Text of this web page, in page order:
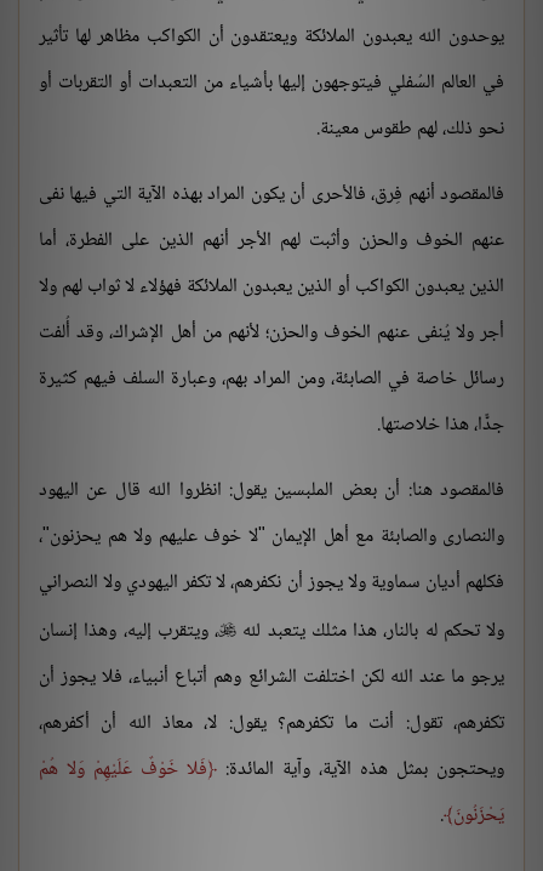
يوحدون الله يعبدون الملائكة ويعتقدون أن الكواكب مظاهر لها تأثير
في العالم السُفلي فيتوجهون إليها بأشياء من التعبدات أو التقربات أو
نحو ذلك، لهم طقوس معينة.
فالمقصود أنهم فِرق، فالأحرى أن يكون المراد بهذه الآية التي فيها نفى
عنهم الخوف والحزن وأثبت لهم الأجر أنهم الذين على الفطرة، أما
الذين يعبدون الكواكب أو الذين يعبدون الملائكة فهؤلاء لا ثواب لهم ولا
أجر ولا يُنفى عنهم الخوف والحزن؛ لأنهم من أهل الإشراك، وقد أُلفت
رسائل خاصة في الصابئة، ومن المراد بهم، وعبارة السلف فيهم كثيرة
جدًّا، هذا خلاصتها.
فالمقصود هنا: أن بعض الملبسين يقول: انظروا الله قال عن اليهود
والنصارى والصابئة مع أهل الإيمان "لا خوف عليهم ولا هم يحزنون"،
فكلهم أديان سماوية ولا يجوز أن نكفرهم، لا تكفر اليهودي ولا النصراني
ولا تحكم له بالنار، هذا مثلك يتعبد لله ، ويتقرب إليه، وهذا إنسان
يرجو ما عند الله لكن اختلفت الشرائع وهم أتباع أنبياء، فلا يجوز أن
تكفرهم، تقول: أنت ما تكفرهم؟ يقول: لا، معاذ الله أن أكفرهم،
ويحتجون بمثل هذه الآية، وآية المائدة:
فَلا خَوْفٌ عَلَيْهِمْ وَلا هُمْ
يَحْزَنُونَ .